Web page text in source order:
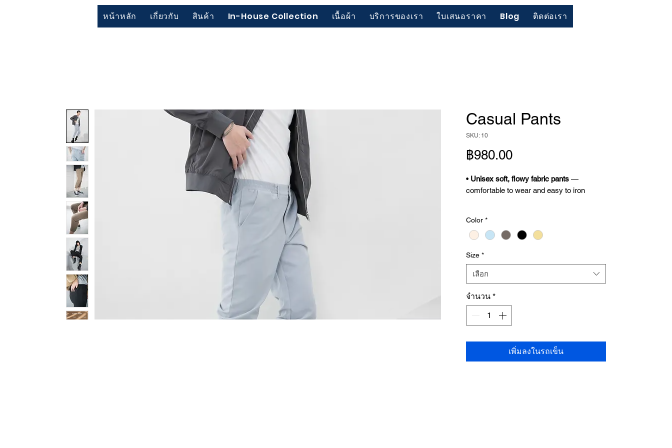
หน้าหลัก เกี่ยวกับ สินค้า In-House Collection เนื้อผ้า บริการของเรา ใบเสนอราคา Blog ติดต่อเรา
Casual Pants
SKU: 10
฿980.00ราคา
• Unisex soft, flowy fabric pants —
comfortable to wear and easy to iron
back waistband
adapts comfortably to different body
Cropped 5/6-length cut
that highlights the
ankles, creating a slimmer and longer leg
silhouette
Suitable for casual wear or work
Shipping cost payable at destination
Color *
Size *
เลือก
จำนวน *
เพิ่มลงในรถเข็น